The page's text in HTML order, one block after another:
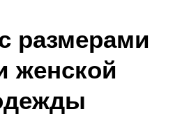
размерами
женской